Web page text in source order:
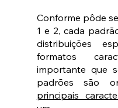
Conforme pôde
1 e 2, cada
distribuições
formatos
importante que
principais